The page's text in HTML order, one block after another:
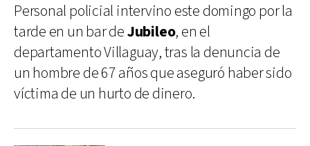
Personal policial intervino este domingo por la
tarde en un bar deJubileo, en el
departamento Villaguay, tras la denuncia de
un hombre de 67 años que aseguró haber sido
víctima de un hurto de dinero.